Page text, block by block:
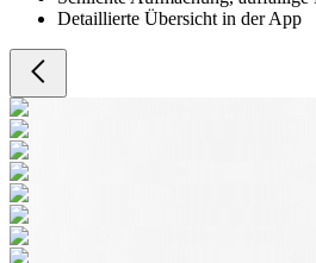
Detaillierte Übersicht in der App